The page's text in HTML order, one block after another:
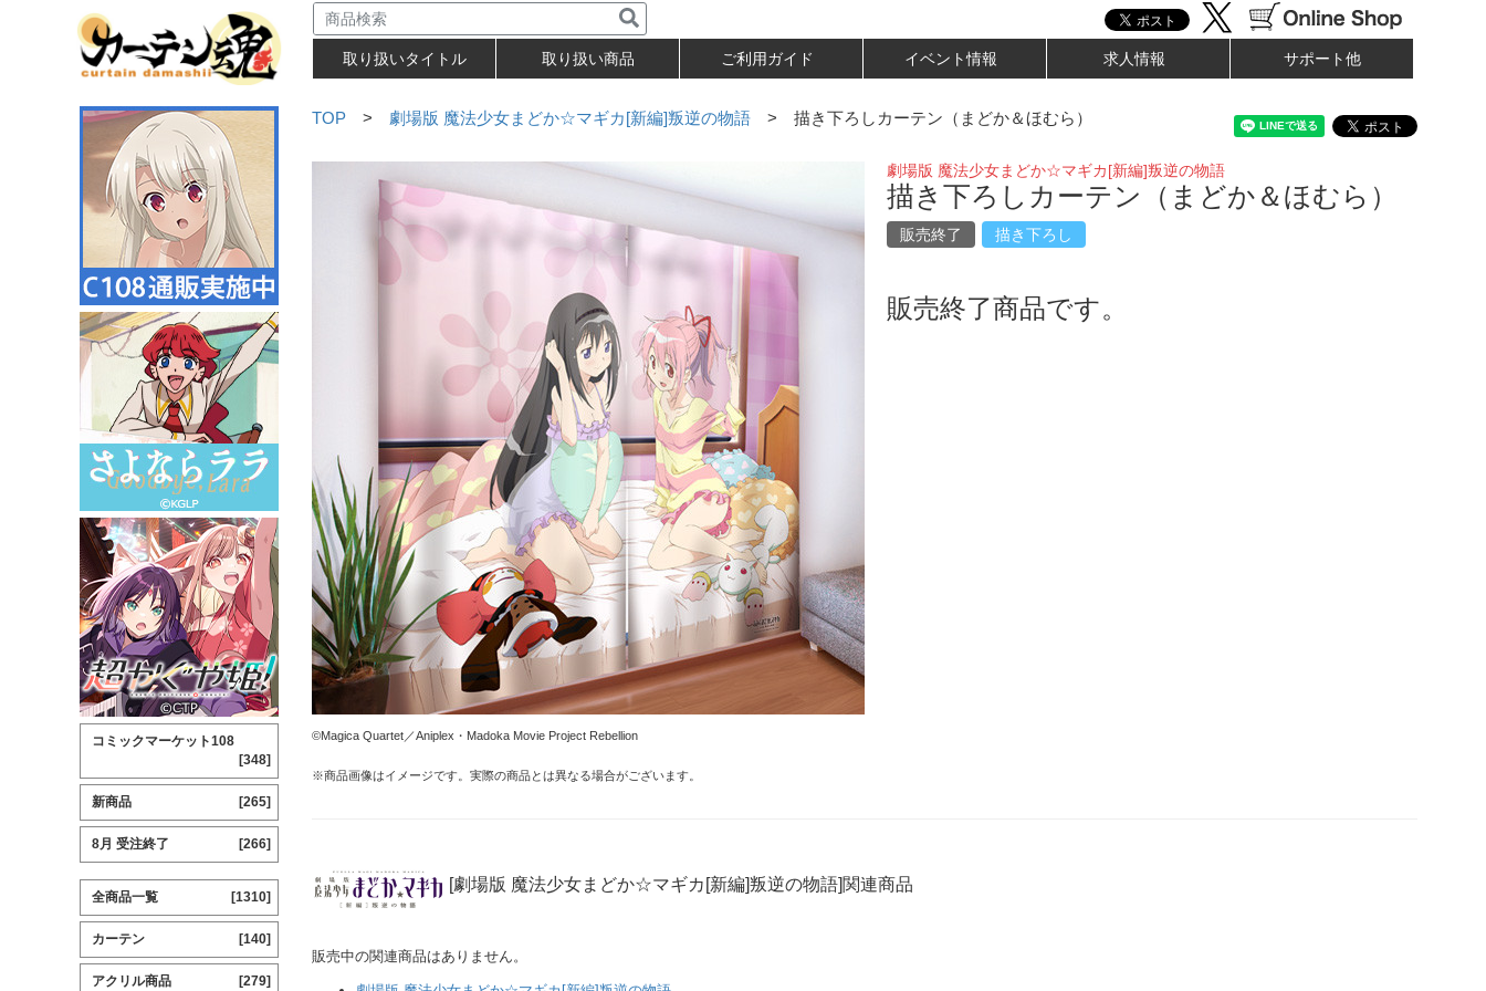
取り扱いタイトル 取り扱い商品 ご利用ガイド イベント情報 求人情報 サポート他
TOP > 劇場版 魔法少女まどか☆マギカ[新編]叛逆の物語 > 描き下ろしカーテン（まどか＆ほむら）
©Magica Quartet／Aniplex・Madoka Movie Project Rebellion
※商品画像はイメージです。実際の商品とは異なる場合がございます。
劇場版 魔法少女まどか☆マギカ[新編]叛逆の物語
描き下ろしカーテン（まどか＆ほむら）
販売終了 描き下ろし
販売終了商品です。
[劇場版 魔法少女まどか☆マギカ[新編]叛逆の物語]関連商品
販売中の関連商品はありません。
コミックマーケット108
[348]
新商品 [265]
8月 受注終了 [266]
全商品一覧 [1310]
カーテン [140]
アクリル商品 [279]